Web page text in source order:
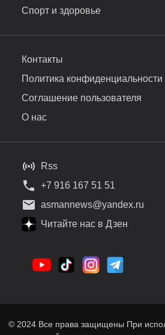
Спорт и здоровье
Контакты
Политика конфиденциальности
Соглашение пользователя
О нас
Rss
+7 916 167 51 51
asmannews@yandex.ru
Читайте нас в Дзен
© 2024 Все права защищены При